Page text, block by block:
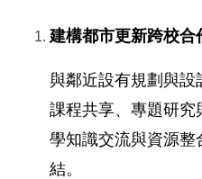
建構都市更新跨校合
與鄰近設有規劃與設
課程共享、專題研究
學知識交流與資源整
結。